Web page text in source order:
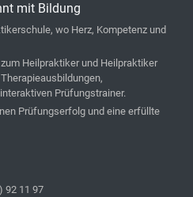
mit Bildung
wo Herz, Kompetenz und
Heilpraktiker und Heilpraktiker
Prüfungstrainer.
Prüfungserfolg und eine erfüllte
92 11 97